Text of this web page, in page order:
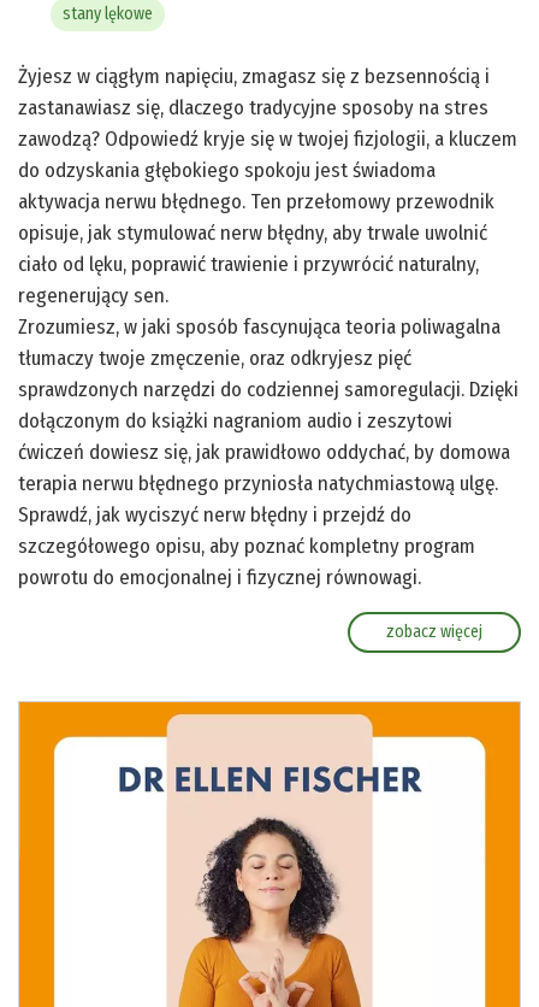
stany lękowe
Żyjesz w ciągłym napięciu, zmagasz się z bezsennością i
zastanawiasz się, dlaczego tradycyjne sposoby na stres
zawodzą? Odpowiedź kryje się w twojej fizjologii, a kluczem
do odzyskania głębokiego spokoju jest świadoma
aktywacja nerwu błędnego. Ten przełomowy przewodnik
opisuje, jak stymulować nerw błędny, aby trwale uwolnić
ciało od lęku, poprawić trawienie i przywrócić naturalny,
regenerujący sen.
Zrozumiesz, w jaki sposób fascynująca teoria poliwagalna
tłumaczy twoje zmęczenie, oraz odkryjesz pięć
sprawdzonych narzędzi do codziennej samoregulacji. Dzięki
dołączonym do książki nagraniom audio i zeszytowi
ćwiczeń dowiesz się, jak prawidłowo oddychać, by domowa
terapia nerwu błędnego przyniosła natychmiastową ulgę.
Sprawdź, jak wyciszyć nerw błędny i przejdź do
szczegółowego opisu, aby poznać kompletny program
powrotu do emocjonalnej i fizycznej równowagi.
zobacz więcej